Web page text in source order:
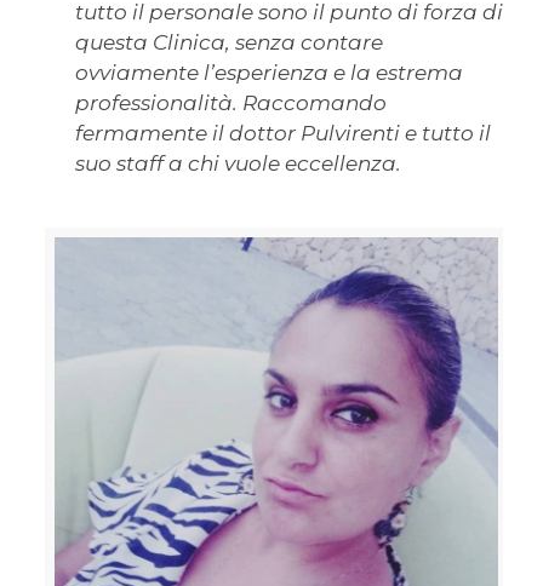
tutto il personale sono il punto di forza di
questa Clinica, senza contare
ovviamente l’esperienza e la estrema
professionalità. Raccomando
fermamente il dottor Pulvirenti e tutto il
suo staff a chi vuole eccellenza.